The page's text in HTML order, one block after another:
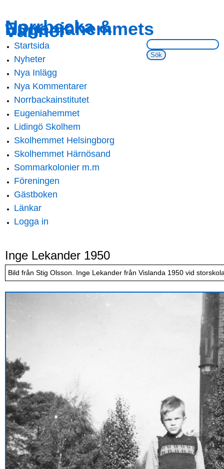
main
content
navigation
Norrbacka &
Eugeniahemmets
Vänner
Sök på webbsidan:
Main menu
Startsida
Nyheter
Nya Inlägg
Nya Kommentarer
Norrbackainstitutet
Eugeniahemmet
Lidingö Skolhem
Skolhemmet Helsingborg
Skolhemmet Härnösand
Sommarkolonier m.m
Föreningen
Gästboken
Länkar
Logga in
Inge Lekander 1950
Bild från Stig Olsson. Inge Lekander från Vislanda 1950 vid